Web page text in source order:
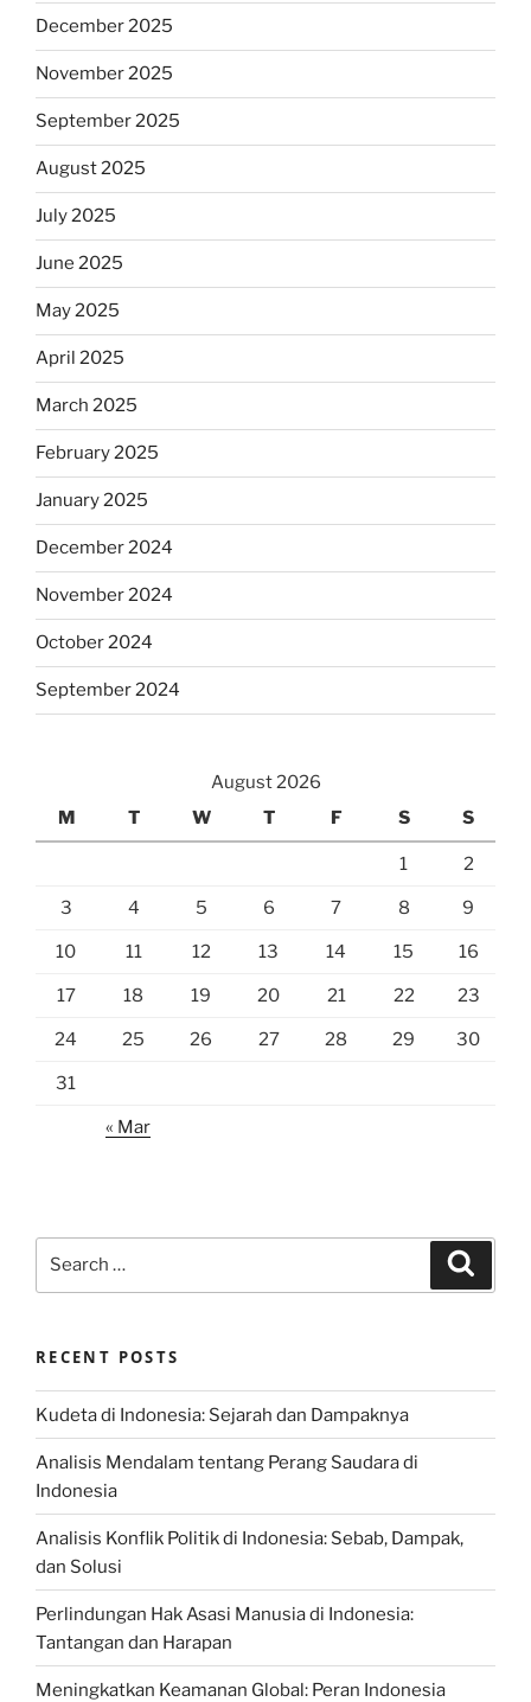
December 2025
November 2025
September 2025
August 2025
July 2025
June 2025
May 2025
April 2025
March 2025
February 2025
January 2025
December 2024
November 2024
October 2024
September 2024
August 2026
M
T W T F S S
1 2
3 4 5 6 7 8 9
10 11 12 13 14 15 16
17 18 19 20 21 22 23
24 25 26 27 28 29 30
31
« Mar
RECENT POSTS
Kudeta di Indonesia: Sejarah dan Dampaknya
Analisis Mendalam tentang Perang Saudara di
Indonesia
Analisis Konflik Politik di Indonesia: Sebab, Dampak,
dan Solusi
Perlindungan Hak Asasi Manusia di Indonesia:
Tantangan dan Harapan
Meningkatkan Keamanan Global: Peran Indonesia